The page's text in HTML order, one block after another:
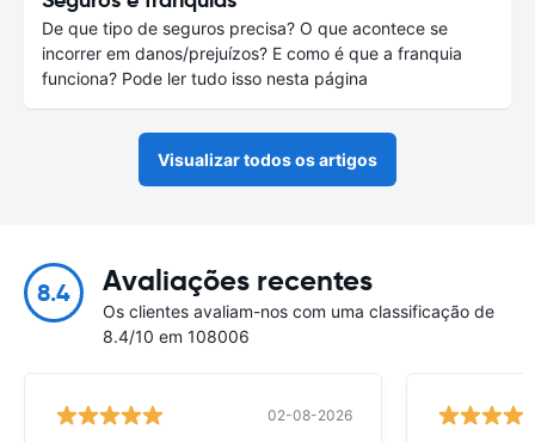
De que tipo de seguros precisa? O que acontece se
incorrer em danos/prejuízos? E como é que a franquia
funciona? Pode ler tudo isso nesta página
Visualizar todos os artigos
8.4 Avaliações recentes
Os clientes avaliam-nos com uma classificação de
8.4/10 em 108006
02-08-2026